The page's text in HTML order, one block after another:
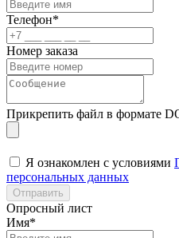
Телефон*
Номер заказа
Прикрепить файл в формате
Я ознакомлен с условиями
персональных данных
Отправить
Опросный лист
Имя*